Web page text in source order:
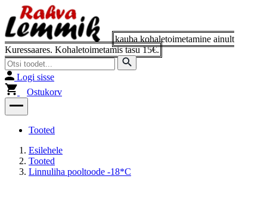
Logi sisse
Ostukorv
Tooted
Esilehele
Tooted
Linnuliha pooltoode -18*C